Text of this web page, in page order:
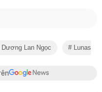
Lan Ngọc Lunas